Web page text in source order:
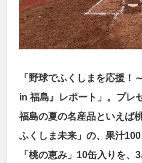
「野球でふくしまを応援！
in 福島』レポート」。プレ
福島の夏の名産品といえば
ふくしま未来」の、果汁
「桃の恵み」10缶入りを、